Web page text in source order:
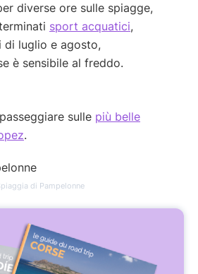
diverse ore sulle spiagge,
sport acquatici,
di luglio e agosto,
è sensibile al freddo.
sulle più belle
.
di Pampelonne